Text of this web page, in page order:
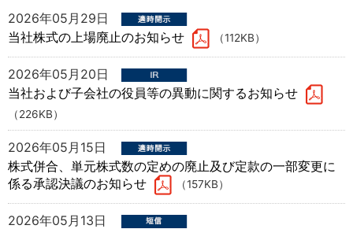
2026年05月29日
当社株式の上場廃止のお知らせ
（112KB）
2026年05月20日
当社および子会社の役員等の異動に関するお知らせ
（226KB）
2026年05月15日
株式併合、単元株式数の定めの廃止及び定款の一部変更に
係る承認決議のお知らせ
（157KB）
2026年05月13日